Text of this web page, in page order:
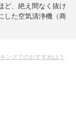
ど、絶え間なく抜け
した空気清浄機（商
ングでのおすすめは？